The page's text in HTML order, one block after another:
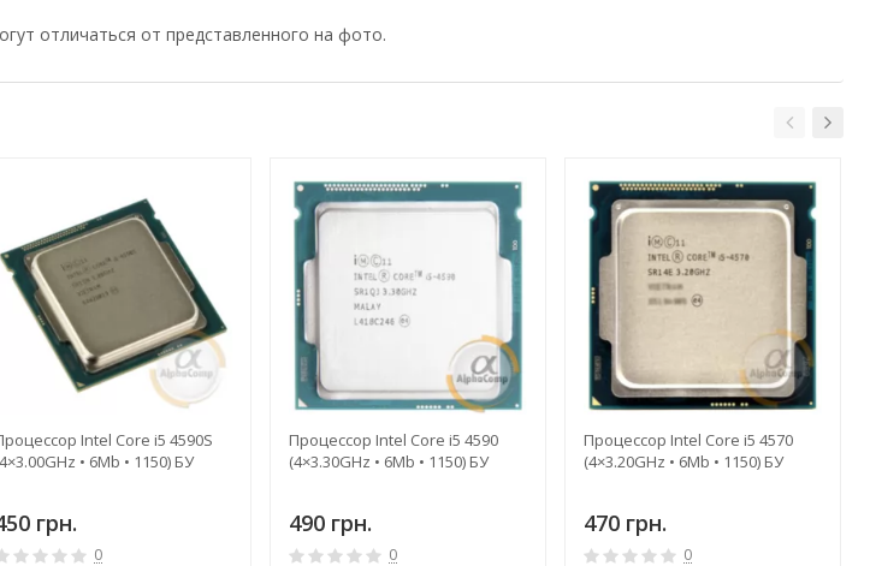
отличаться от представленного на фото.
Intel Core i5 4590S
• 6Mb • 1150) БУ
грн.
0
Процессор Intel Core i5 4590
(4×3.30GHz • 6Mb • 1150) БУ
490 грн.
0
Процессор Intel Core i5 4570
(4×3.20GHz • 6Mb • 1150) БУ
470 грн.
0